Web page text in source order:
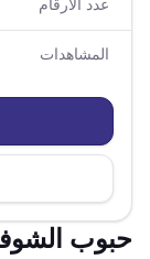
عدد الأرقام
المشاهدات
حبوب